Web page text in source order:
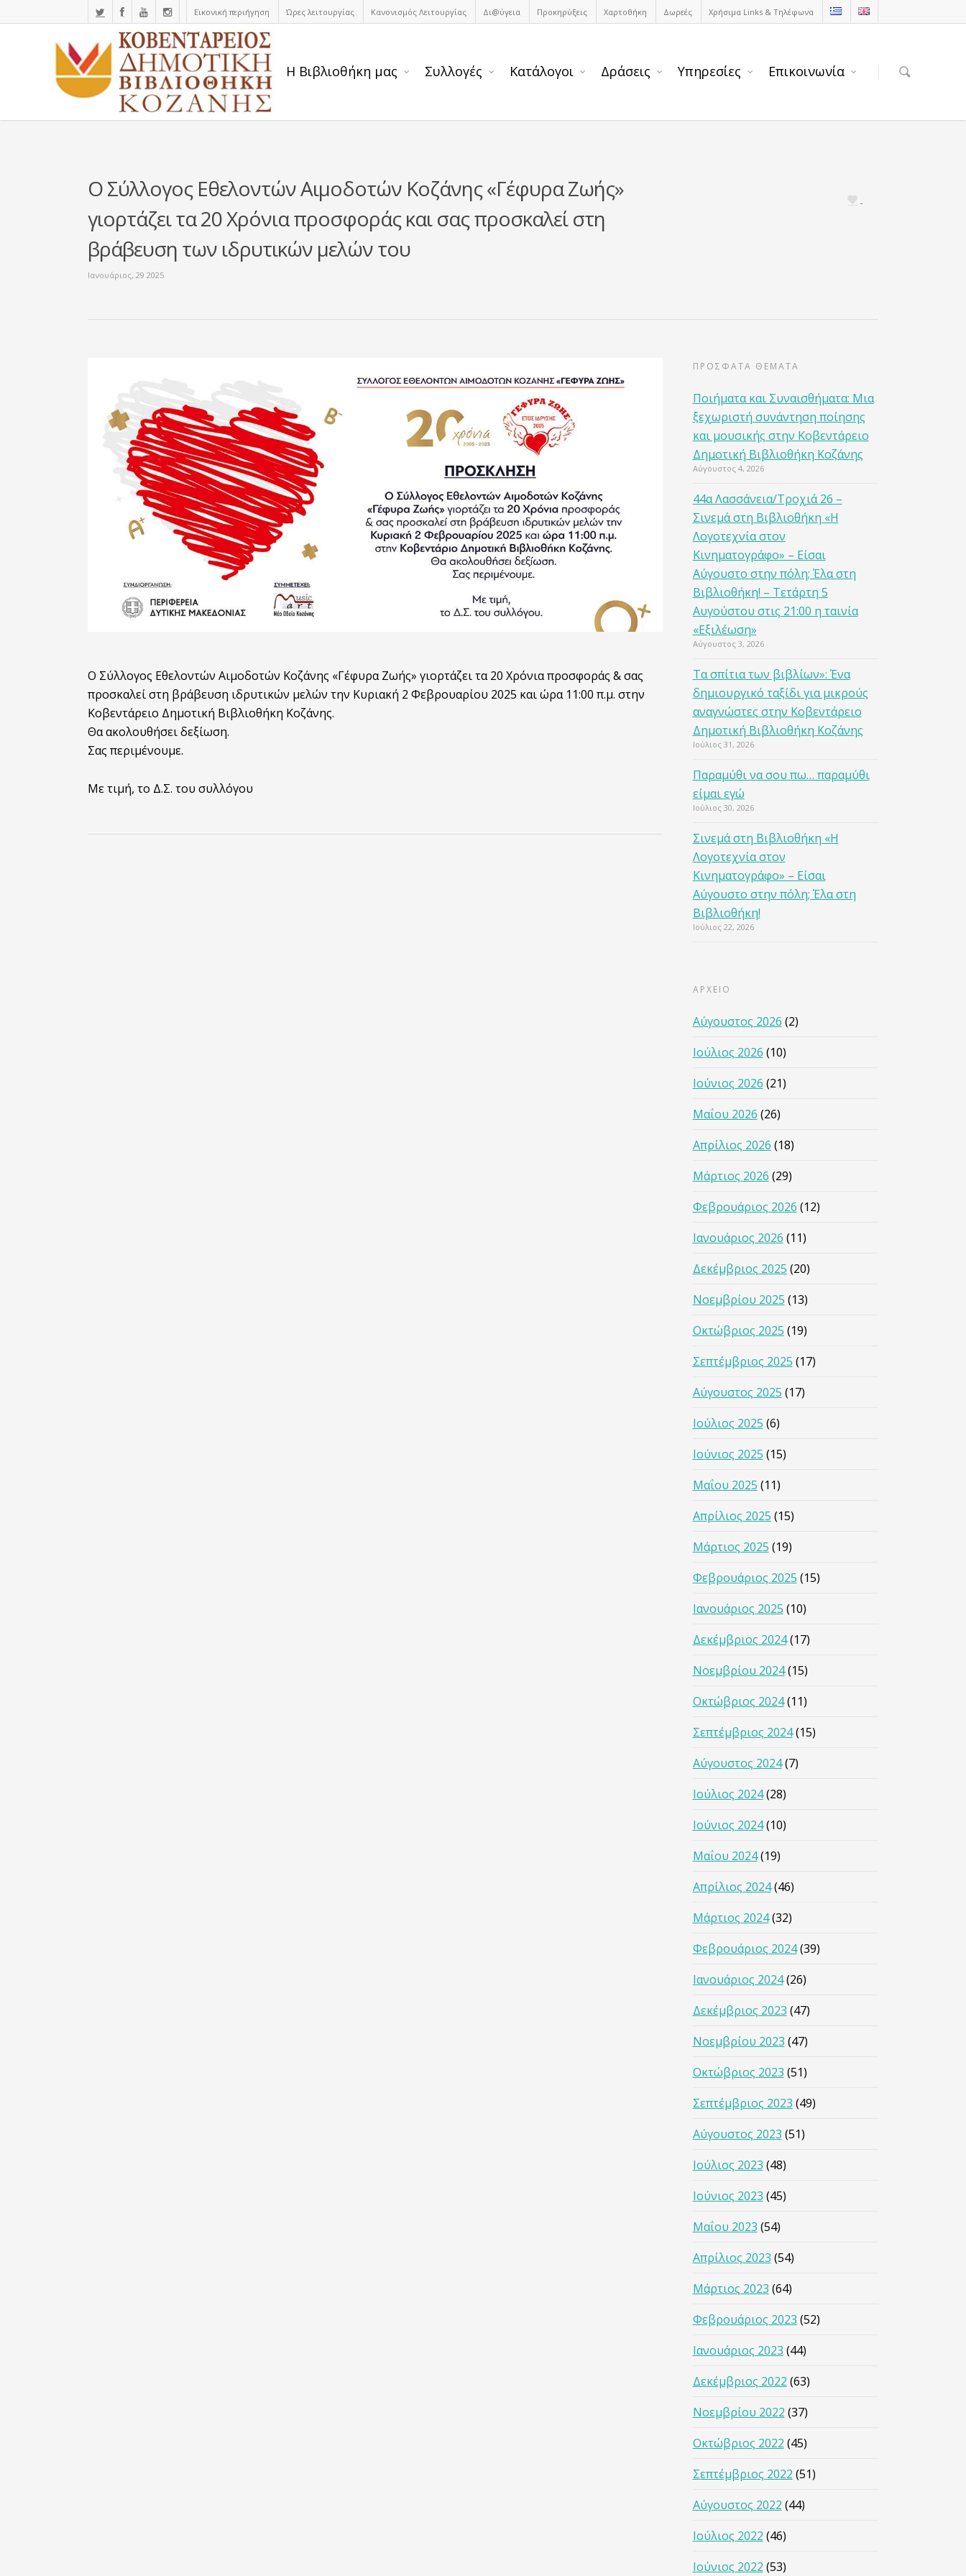
Εικονική περιήγηση Ώρες λειτουργίας Κανονισμός Λειτουργίας Δι@ύγεια Προκηρύξεις Χαρτοθήκη Δωρεές Χρήσιμα Links & Τηλέφωνα
Η Βιβλιοθήκη μας Συλλογές Κατάλογοι Δράσεις Υπηρεσίες Επικοινωνία
Ο Σύλλογος Εθελοντών Αιμοδοτών Κοζάνης «Γέφυρα Ζωής»
γιορτάζει τα 20 Χρόνια προσφοράς και σας προσκαλεί στη
βράβευση των ιδρυτικών μελών του
Ιανουάριος, 29 2025
Ο Σύλλογος Εθελοντών Αιμοδοτών Κοζάνης «Γέφυρα Ζωής» γιορτάζει τα 20 Χρόνια προσφοράς & σας
προσκαλεί στη βράβευση ιδρυτικών μελών την Κυριακή 2 Φεβρουαρίου 2025 και ώρα 11:00 π.μ. στην
Κοβεντάρειο Δημοτική Βιβλιοθήκη Κοζάνης.
Θα ακολουθήσει δεξίωση.
Σας περιμένουμε.
Με τιμή, το Δ.Σ. του συλλόγου
ΠΡΟΣΦΑΤΑ ΘΕΜΑΤΑ
Ποιήματα και Συναισθήματα: Μια
ξεχωριστή συνάντηση ποίησης
και μουσικής στην Κοβεντάρειο
Δημοτική Βιβλιοθήκη Κοζάνης
Αύγουστος 4, 2026
44α Λασσάνεια/Τροχιά 26 –
Σινεμά στη Βιβλιοθήκη «Η
Λογοτεχνία στον
Κινηματογράφο» – Είσαι
Αύγουστο στην πόλη; Έλα στη
Βιβλιοθήκη! – Τετάρτη 5
Αυγούστου στις 21:00 η ταινία
«Εξιλέωση»
Αύγουστος 3, 2026
Τα σπίτια των βιβλίων»: Ένα
δημιουργικό ταξίδι για μικρούς
αναγνώστες στην Κοβεντάρειο
Δημοτική Βιβλιοθήκη Κοζάνης
Ιούλιος 31, 2026
Παραμύθι να σου πω… παραμύθι
είμαι εγώ
Ιούλιος 30, 2026
Σινεμά στη Βιβλιοθήκη «Η
Λογοτεχνία στον
Κινηματογράφο» – Είσαι
Αύγουστο στην πόλη; Έλα στη
Βιβλιοθήκη!
Ιούλιος 22, 2026
ΑΡΧΕΙΟ
Αύγουστος 2026 (2)
Ιούλιος 2026 (10)
Ιούνιος 2026 (21)
Μαΐου 2026 (26)
Απρίλιος 2026 (18)
Μάρτιος 2026 (29)
Φεβρουάριος 2026 (12)
Ιανουάριος 2026 (11)
Δεκέμβριος 2025 (20)
Νοεμβρίου 2025 (13)
Οκτώβριος 2025 (19)
Σεπτέμβριος 2025 (17)
Αύγουστος 2025 (17)
Ιούλιος 2025 (6)
Ιούνιος 2025 (15)
Μαΐου 2025 (11)
Απρίλιος 2025 (15)
Μάρτιος 2025 (19)
Φεβρουάριος 2025 (15)
Ιανουάριος 2025 (10)
Δεκέμβριος 2024(17)
Νοεμβρίου 2024(15)
Οκτώβριος 2024(11)
Σεπτέμβριος 2024(15)
Αύγουστος 2024(7)
Ιούλιος 2024(28)
Ιούνιος 2024(10)
Μαΐου 2024(19)
Απρίλιος 2024(46)
Μάρτιος 2024(32)
Φεβρουάριος 2024(39)
Ιανουάριος 2024(26)
Δεκέμβριος 2023 (47)
Νοεμβρίου 2023 (47)
Οκτώβριος 2023 (51)
Σεπτέμβριος 2023 (49)
Αύγουστος 2023 (51)
Ιούλιος 2023 (48)
Ιούνιος 2023 (45)
Μαΐου 2023 (54)
Απρίλιος 2023 (54)
Μάρτιος 2023 (64)
Φεβρουάριος 2023 (52)
Ιανουάριος 2023 (44)
Δεκέμβριος 2022 (63)
Νοεμβρίου 2022 (37)
Οκτώβριος 2022 (45)
Σεπτέμβριος 2022 (51)
Αύγουστος 2022 (44)
Ιούλιος 2022 (46)
Ιούνιος 2022 (53)